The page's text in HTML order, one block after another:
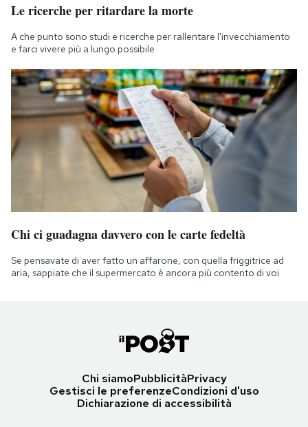
Le ricerche per ritardare la morte
A che punto sono studi e ricerche per rallentare l'invecchiamento
e farci vivere più a lungo possibile
Chi ci guadagna davvero con le carte fedeltà
Se pensavate di aver fatto un affarone, con quella friggitrice ad
aria, sappiate che il supermercato è ancora più contento di voi
Chi siamoPubblicitàPrivacy
Gestisci le preferenzeCondizioni d'uso
Dichiarazione di accessibilità